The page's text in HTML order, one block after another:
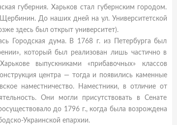
губерния. Харьков стал губернским городом.
До наших дней на ул. Университетской
здесь был открыт университет).
Городская дума. В 1768 г. из Петербурга был
который был реализован лишь частично в
выпускниками «прибавочных» классов
центра — тогда и появились каменные
наместничество. Наместники, в отличие от
Они могли присутствовать в Сенате
до 1796 г., когда была возрождена
Украинской епархии.